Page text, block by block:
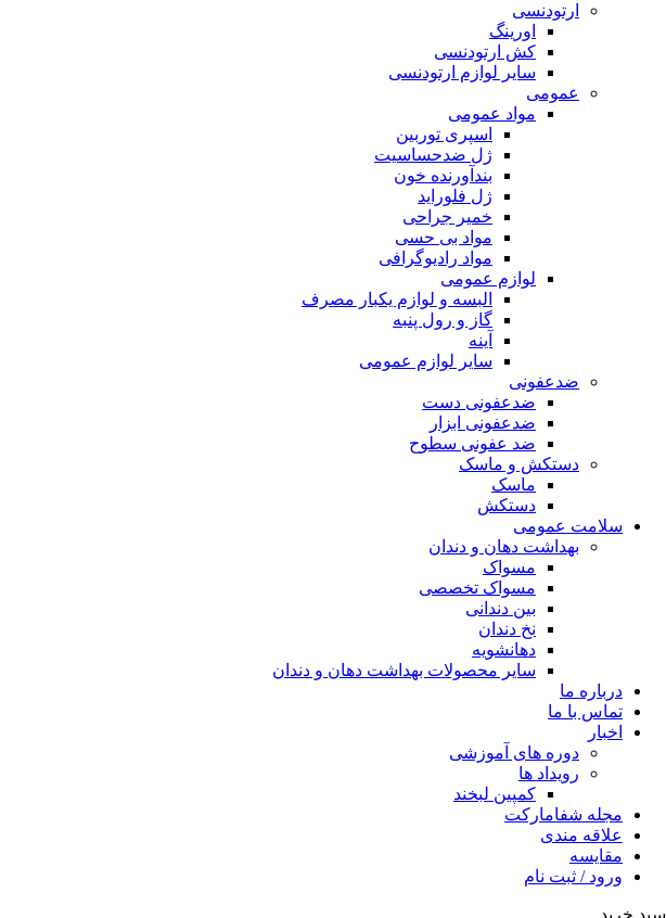
ارتودنسی
اورینگ
کش ارتودنسی
سایر لوازم ارتودنسی
عمومی
مواد عمومی
اسپری توربین
ژل ضدحساسیت
بندآورنده خون
ژل فلوراید
خمیر جراحی
مواد بی حسی
مواد رادیوگرافی
لوازم عمومی
البسه و لوازم یکبار مصرف
گاز و رول پنبه
آینه
سایر لوازم عمومی
ضدعفونی
ضدعفونی دست
ضدعفونی ابزار
ضد عفونی سطوح
دستکش و ماسک
ماسک
دستکش
سلامت عمومی
بهداشت دهان و دندان
مسواک
مسواک تخصصی
بین دندانی
نخ دندان
دهانشویه
سایر محصولات بهداشت دهان و دندان
درباره ما
تماس با ما
اخبار
دوره های آموزشی
رویداد ها
کمپین لبخند
مجله شفامارکت
علاقه مندی
مقایسه
ورود / ثبت نام
سبد خرید